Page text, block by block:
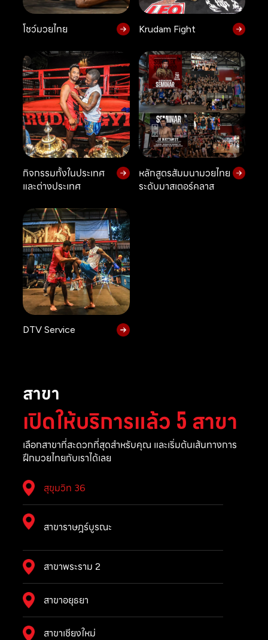
โชว์มวยไทย Krudam Fight
กิจกรรมทั้งในประเทศ
และต่างประเทศ
หลักสูตรสัมมนามวยไทย
ระดับมาสเตอร์คลาส
DTV Service
สาขา
เปิดให้บริการแล้ว 5 สาขา
เลือกสาขาที่สะดวกที่สุดสำหรับคุณ และเริ่มต้นเส้นทางการ
ฝึกมวยไทยกับเราได้เลย
สุขุมวิท 36
สาขาราษฎร์บูรณะ
สาขาพระราม 2
สาขาอยุธยา
สาขาเชียงใหม่